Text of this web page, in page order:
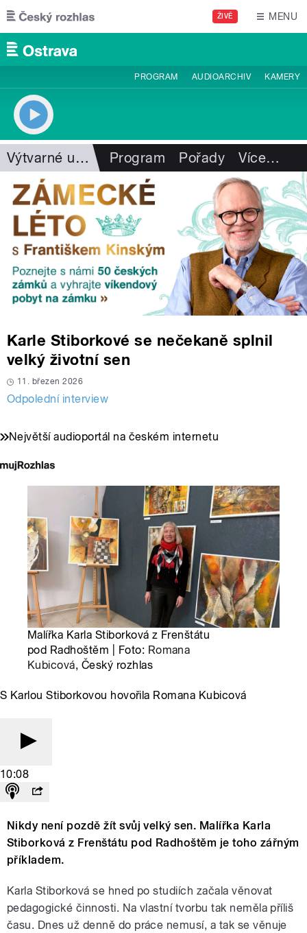
Přejít k hlavnímu obsahu
ŽIVĚ MENU
PROGRAM AUDIOARCHIV KAMERY
Výtvarné umění Program Pořady Více…
Karle Stiborkové se nečekaně splnil
velký životní sen
11. březen 2026
Odpolední interview
Největší audioportál na českém internetu
Malířka Karla Stiborková z Frenštátu
pod Radhoštěm | Foto: Romana
Kubicová, Český rozhlas
S Karlou Stiborkovou hovořila Romana Kubicová
10:08
Nikdy není pozdě žít svůj velký sen. Malířka Karla
Stiborková z Frenštátu pod Radhoštěm je toho zářným
příkladem.
Karla Stiborková se hned po studiích začala věnovat
pedagogické činnosti. Na vlastní tvorbu tak neměla příliš
času. Dnes už denně do práce nemusí, a tak se věnuje